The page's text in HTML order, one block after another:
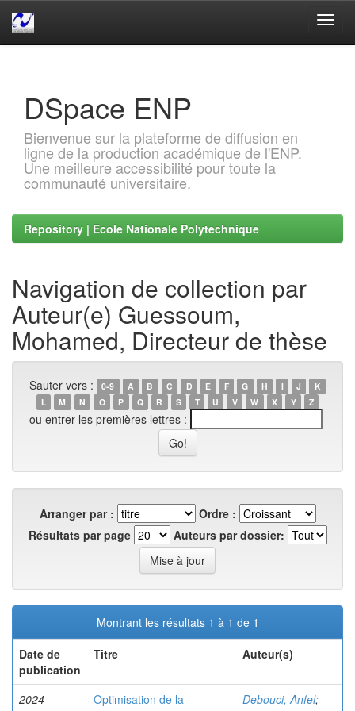
DSpace ENP
Bienvenue sur la plateforme de diffusion en
ligne de la production académique de l'ENP.
Une meilleure accessibilité pour toute la
communauté universitaire.
Repository | Ecole Nationale Polytechnique
Navigation de collection par
Auteur(e) Guessoum,
Mohamed, Directeur de thèse
Sauter vers : 0-9 A B C D E F G H I J
K
L
M N O P Q R S T U V W X Y Z
ou entrer les premières lettres :
Arranger par :
Ordre :
Résultats par page
Auteurs par dossier:
Montrant les résultats 1 à 1 de 1
Date de
publication
Titre Auteur(s)
2024
Optimisation de la
Debouci, Anfel;